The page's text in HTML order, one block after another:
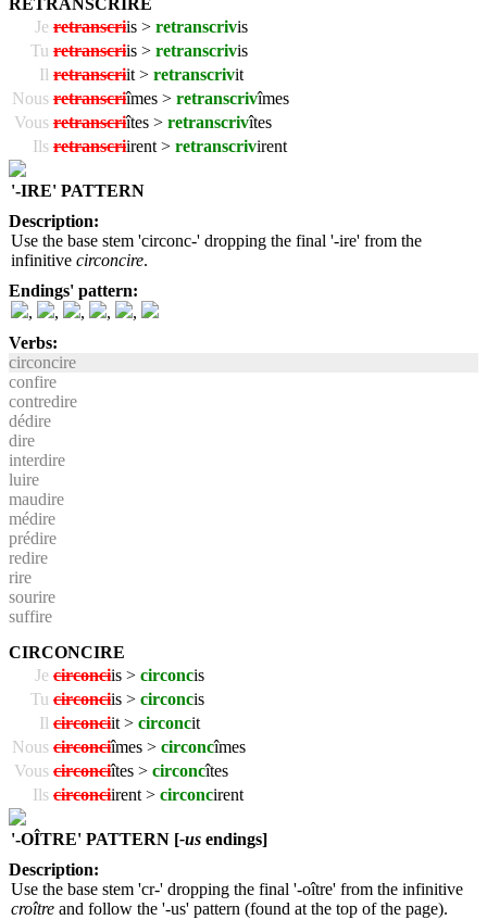
RETRANSCRIRE
Je retranscriis > retranscrivis
Tu retranscriis > retranscrivis
Il retranscriit > retranscrivit
Nous retranscriîmes > retranscrivîmes
Vous retranscriîtes > retranscrivîtes
Ils retranscriirent > retranscrivirent
'-IRE' PATTERN
Description:
Use the base stem 'circonc-' dropping the final '-ire' from the
infinitive circoncire.
Endings' pattern:
,
, , ,
,
Verbs:
circoncire
confire
contredire
dédire
dire
interdire
luire
maudire
médire
prédire
redire
rire
sourire
suffire
CIRCONCIRE
Je circonciis > circoncis
Tu circonciis > circoncis
Il circonciit > circoncit
Nous circonciîmes > circoncîmes
Vous circonciîtes > circoncîtes
Ils circonciirent > circoncirent
'-OÎTRE' PATTERN [-us endings]
Description:
Use the base stem 'cr-' dropping the final '-oître' from the infinitive
croître and follow the '-us' pattern (found at the top of the page).